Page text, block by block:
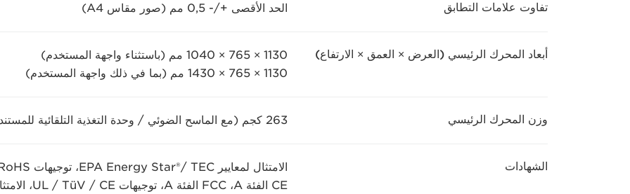
تفاوت علامات التطابق الحد الأقصى +/- 0,5 مم (صور مقاس A4)
أبعاد المحرك الرئيسي (العرض × العمق × الارتفاع)
1130 × 765 × 1040 مم (باستثناء واجهة المستخدم)
1130 × 765 × 1430 مم (بما في ذلك واجهة المستخدم)
وزن المحرك الرئيسي 263 كجم (مع الماسح الضوئي / وحدة التغذية التلقائية للمستندات)
الشهادات
الامتثال لمعايير EPA Energy Star®/ TEC، توجيهات RoHS، ‏Cetecom /
CE الفئة A، ‏FCC الفئة A، ‏توجيهات UL / TüV / CE، الامتثال لمعايير REACH